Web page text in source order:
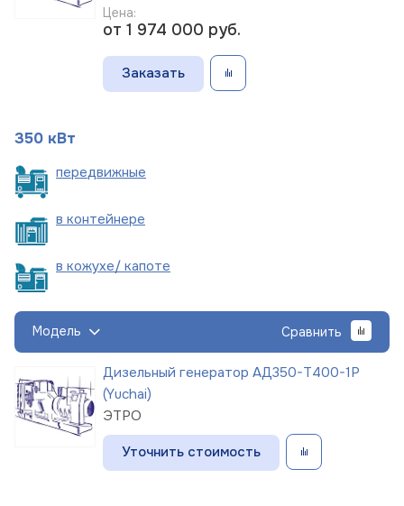
Цена:
от 1 974 000 руб.
Заказать
350 кВт
передвижные
в контейнере
в кожухе/ капоте
Модель Сравнить
Дизельный генератор АД350-Т400-1Р
(Yuchai)
ЭТРО
Уточнить стоимость